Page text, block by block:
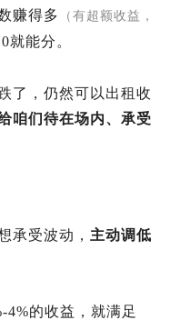
赚得多
（有超额收益，
就能分。
了，仍然可以出租收
咱们待在场内、承受
承受波动， 主动调低
4%的收益，就满足